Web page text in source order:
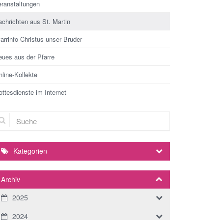
aus St. Martin
Christus unser Bruder
aus der Pfarre
Kollekte
im Internet
Kategorien
Archiv
2025
2024